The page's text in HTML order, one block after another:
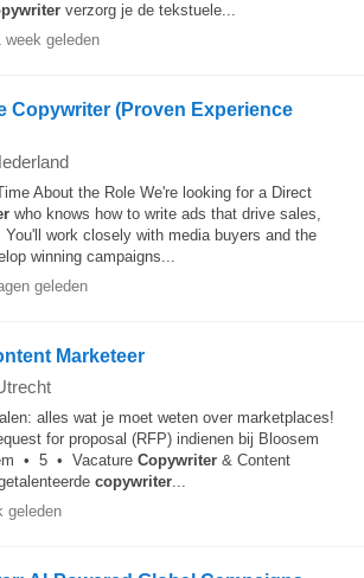
verzorg je de tekstuele...
week geleden
Copywriter (Proven Experience
About the Role We're looking for a Direct
who knows how to write ads that drive sales,
You'll work closely with media buyers and the
winning campaigns...
geleden
Marketeer
alles wat je moet weten over marketplaces!
for proposal (RFP) indienen bij Bloosem
• 5 • Vacature Copywriter & Content
copywriter...
geleden